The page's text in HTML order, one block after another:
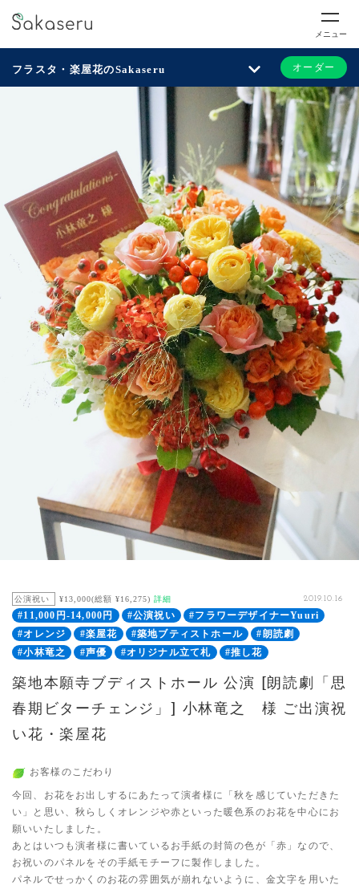
メニュー
フラスタ・楽屋花のSakaseru オーダー
公演祝い ¥13,000(総額 ¥16,275) 詳細 2019.10.16
#11,000円-14,000円 #公演祝い
#フラワーデザイナーYuuri
#オレンジ
#楽屋花 #築地ブティストホール
#朗読劇
#小林竜之
#声優 #オリジナル立て札 #推し花
築地本願寺ブディストホール 公演 [朗読劇「思
春期ビターチェンジ」] 小林竜之 様 ご出演祝
い花・楽屋花
お客様のこだわり
今回、お花をお出しするにあたって演者様に「秋を感じていただきた
い」と思い、秋らしくオレンジや赤といった暖色系のお花を中心にお
願いいたしました。
あとはいつも演者様に書いているお手紙の封筒の色が「赤」なので、
お祝いのパネルをその手紙モチーフに製作しました。
パネルでせっかくのお花の雰囲気が崩れないように、金文字を用いた